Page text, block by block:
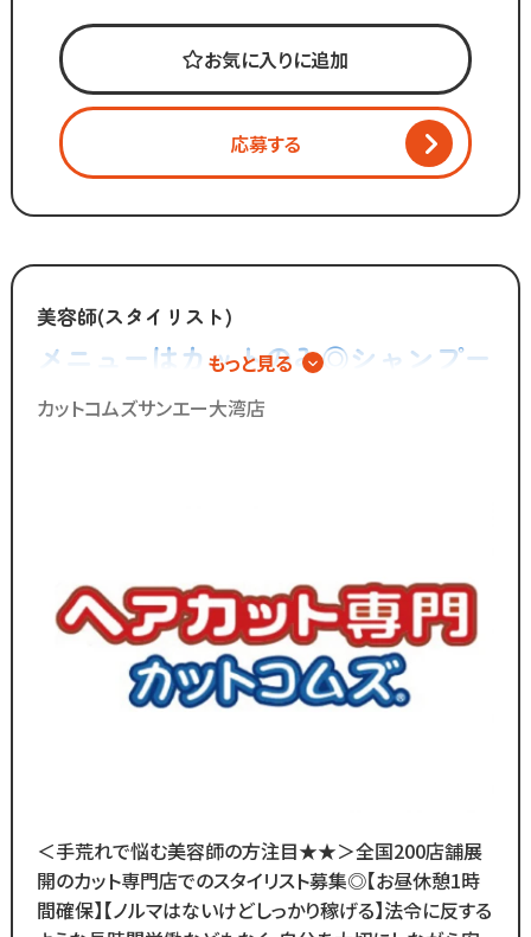
「美容師の仕事は好きだけど
長時間労働＋低賃金で転職したい...」
「物価ばかり上がって
給与は上がらず生活に余裕がない」
「手荒れやノルマがキツイ」
そんな働き方はもう古い。
カット専門店の「カットコムズ」。
「今より稼げるけど、ホワイトな労働環境」
で一緒に働きませんか？
ブランクがあっても大丈夫！
数多くのスタッフ教育をしてきた
ノウハウによる安心の教育制度あり。
メニューはカットのみなので
難しい業務内容はありません！
また、担当・予約制ではなく
お気に入りに追加
応募する
美容師(スタイリスト)
メニューはカットのみ◎シャンプー
やカラー、パーマの施術は一切無い
もっと見る
カットコムズサンエー大湾店
＜手荒れで悩む美容師の方注目★★＞全国200店舗展
開のカット専門店でのスタイリスト募集◎【お昼休憩1時
間確保】【ノルマはないけどしっかり稼げる】法令に反する